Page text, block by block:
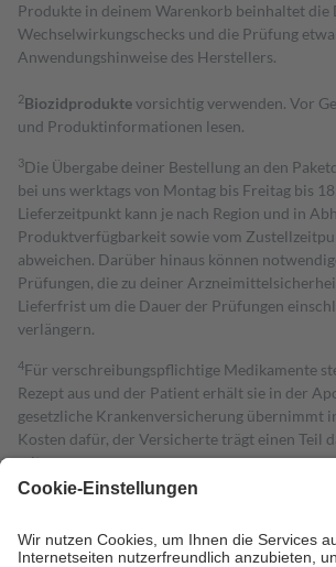
Produkte in deinem Warenkorb beinhaltet
Wechselwirkungschecks und die Prüfung
Anwendungshinweise des Herstellers.
2Biozidproduktevorsichtig verwenden. Vor
und Produktinformationen lesen.
3Die Übergabe deiner Bestellung an den
bei uns werktags von Montag bis Freitag bis
Lieferzeitpunkt kann je nach Region und in
Produktverfügbarkeit sowie vom
abweichen. Darüber hinaus können
Prüfungen, die zu deiner
Lieferfrist um die Dauer der Prüfungen
verlängern.
4Für verschreibungspflichtige Medikamente
Rezept aus und der Patient erhält sie in der
gesetzliche Krankenversicherung übernimmt
Kosten dafür, der Versicherte trägt einen Teil
mit.
Grundsätzlich leisten Mitglieder Zuzahlungen
höchstens zehn Euro.
Es sind jedoch nie mehr
Kosten der Leistung zu entrichten.